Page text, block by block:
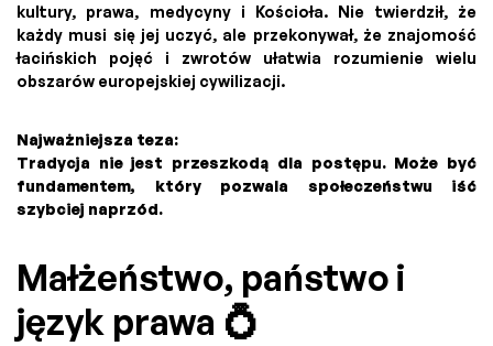
kultury, prawa, medycyny i Kościoła. Nie twierdził, że
każdy musi się jej uczyć, ale przekonywał, że znajomość
łacińskich pojęć i zwrotów ułatwia rozumienie wielu
obszarów europejskiej cywilizacji.
Najważniejsza teza:
Tradycja nie jest przeszkodą dla postępu. Może być
fundamentem, który pozwala społeczeństwu iść
szybciej naprzód.
Małżeństwo, państwo i
język prawa 💍